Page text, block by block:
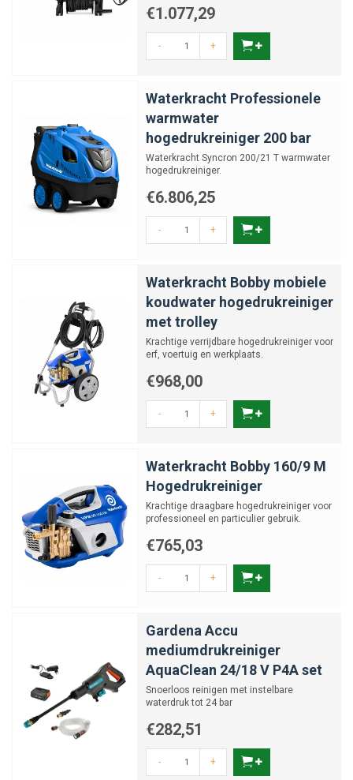
€1.077,29
- +
Waterkracht Professionele
warmwater
hogedrukreiniger 200 bar
Waterkracht Syncron 200/21 T warmwater
hogedrukreiniger.
€6.806,25
- +
Waterkracht Bobby mobiele
koudwater hogedrukreiniger
met trolley
Krachtige verrijdbare hogedrukreiniger voor
erf, voertuig en werkplaats.
€968,00
- +
Waterkracht Bobby 160/9 M
Hogedrukreiniger
Krachtige draagbare hogedrukreiniger voor
professioneel en particulier gebruik.
€765,03
- +
Gardena Accu
mediumdrukreiniger
AquaClean 24/18 V P4A set
Snoerloos reinigen met instelbare
waterdruk tot 24 bar
€282,51
- +